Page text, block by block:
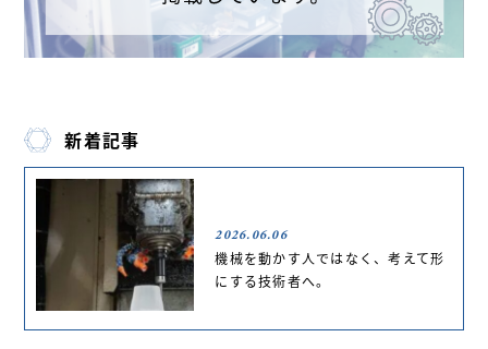
新着記事
2026.06.06
機械を動かす人ではなく、考えて形
にする技術者へ。